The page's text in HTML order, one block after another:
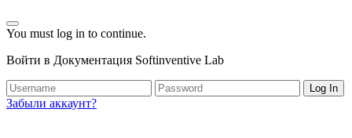
You must log in to continue.
Войти в Документация Softinventive Lab
Log In
Забыли аккаунт?